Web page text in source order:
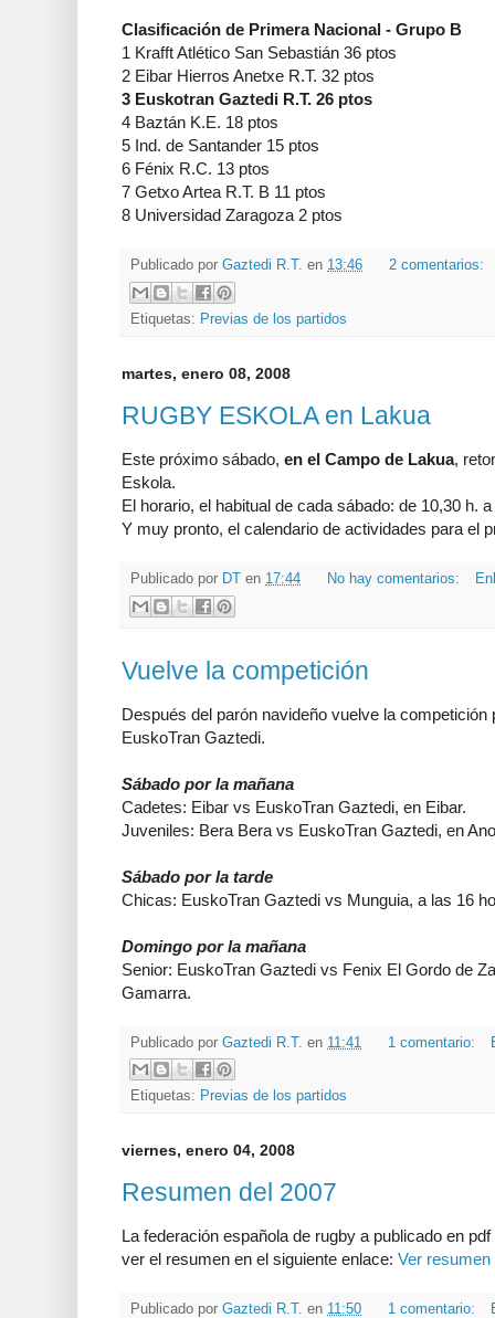
Clasificación de Primera Nacional - Grupo B
1 Krafft Atlético San Sebastián 36 ptos
2 Eibar Hierros Anetxe R.T. 32 ptos
3 Euskotran Gaztedi R.T. 26 ptos
4 Baztán K.E. 18 ptos
5 Ind. de Santander 15 ptos
6 Fénix R.C. 13 ptos
7 Getxo Artea R.T. B 11 ptos
8 Universidad Zaragoza 2 ptos
Publicado por Gaztedi R.T. en 13:46 2 comentarios:
Etiquetas: Previas de los partidos
martes, enero 08, 2008
RUGBY ESKOLA en Lakua
Este próximo sábado, en el Campo de Lakua,
Eskola.
El horario, el habitual de cada sábado: de 10,30 h.
Y muy pronto, el calendario de actividades para el
Publicado por DT en 17:44 No hay comentarios:
Vuelve la competición
Después del parón navideño vuelve la competición
EuskoTran Gaztedi.
Sábado por la mañana
Cadetes: Eibar vs EuskoTran Gaztedi, en Eibar.
Juveniles: Bera Bera vs EuskoTran Gaztedi, en
Sábado por la tarde
Chicas: EuskoTran Gaztedi vs Munguia, a las 16
Domingo por la mañana
Senior: EuskoTran Gaztedi vs Fenix El Gordo de
Gamarra.
Publicado por Gaztedi R.T. en 11:41 1 comentario:
Etiquetas: Previas de los partidos
viernes, enero 04, 2008
Resumen del 2007
La federación española de rugby a publicado en
ver el resumen en el siguiente enlace: Ver resumen
Publicado por Gaztedi R.T. en 11:50 1 comentario: